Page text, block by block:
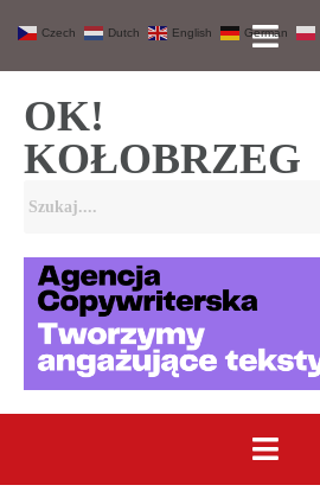
OK!
KOŁOBRZEG
Czech Dutch English German